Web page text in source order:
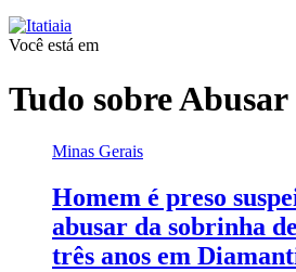
Você está em
Tudo sobre
Minas Gerais
Homem é preso
abusar da sobrinha
três anos em